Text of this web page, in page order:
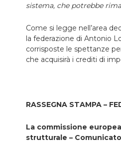
sistema, che potrebbe
Come si legge nell’area
la federazione di Antonio
corrisposte le spettanze
che acquisirà i crediti di
RASSEGNA STAMPA –
La commissione
strutturale –